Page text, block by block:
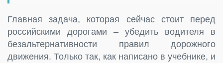
Главная задача, которая сейчас стоит перед
российскими дорогами – убедить водителя в
безальтернативности правил дорожного
движения. Только так, как написано в учебнике, и